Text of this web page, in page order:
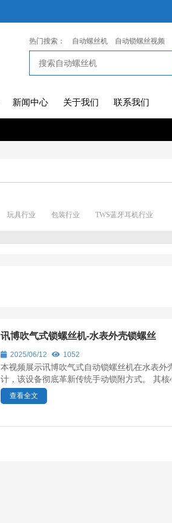
热门搜索： 自动螺丝机 自动锁螺丝视频
新闻中心 关于我们 联系我们
玩具行业 包装行业 TWS蓝牙耳机行业
讯博吹气式锁螺丝机-水表外壳锁螺丝
2025/06/12 1052
本视频展示讯博吹气式自动锁螺丝机在水表
计，该设备彻底革新传统手动锁附方式。 其
查看全文